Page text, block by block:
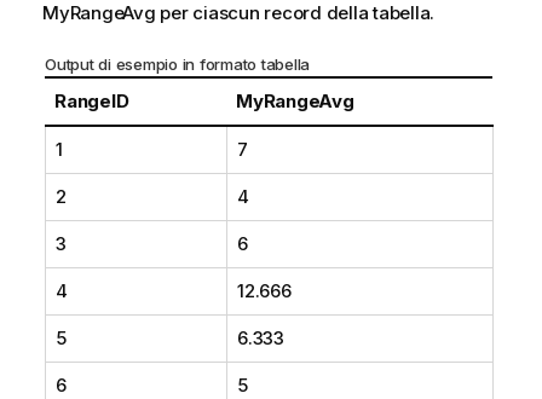
MyRangeAvg per ciascun record della tabella.
Output di esempio in formato tabella
RangeID MyRangeAvg
1 7
2 4
3 6
4 12.666
5 6.333
6 5